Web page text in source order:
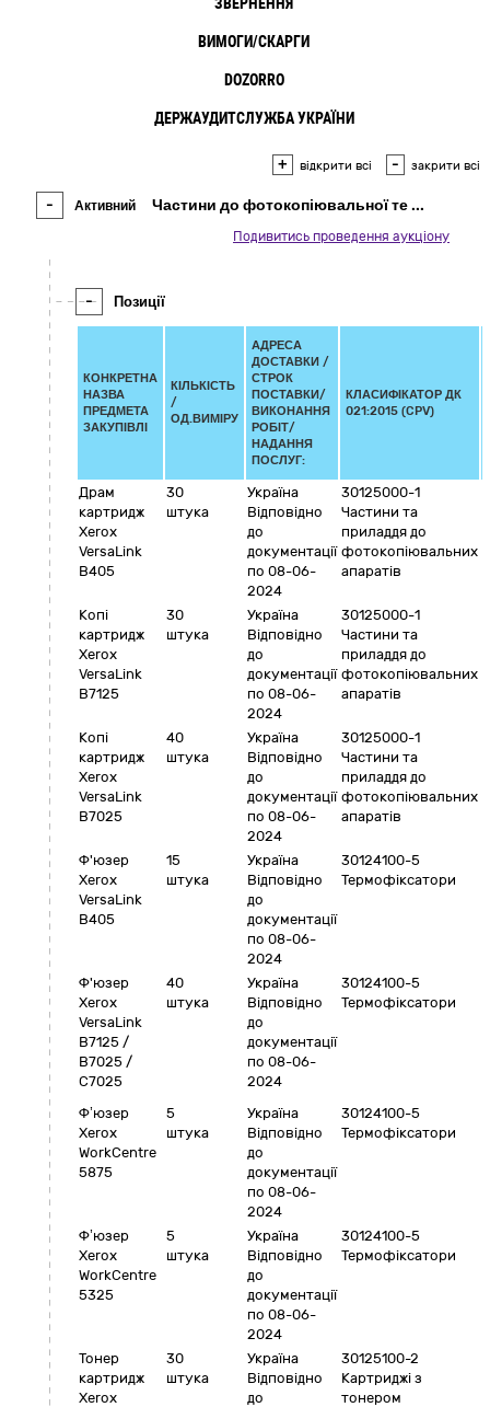
ВИМОГИ/СКАРГИ
DOZORRO
ДЕРЖАУДИТСЛУЖБА УКРАЇНИ
+ відкрити всі - закрити всі
- Активний Частини до фотокопіювальної те...
Подивитись проведення аукціону
- Позиції
КОНКРЕТНА
НАЗВА
ПРЕДМЕТА
ЗАКУПІВЛІ
КІЛЬКІСТЬ
/
ОД.ВИМІРУ
АДРЕСА
ДОСТАВКИ /
СТРОК
ПОСТАВКИ/
ВИКОНАННЯ
РОБІТ/
НАДАННЯ
ПОСЛУГ:
КЛАСИФІКАТОР ДК
021:2015 (CPV)
Драм
картридж
Xerox
VersaLink
B405
30
штука
Україна
Відповідно
до
документації
по 08-06-
2024
30125000-1
Частини та
приладдя до
фотокопіювальних
апаратів
Копі
картридж
Xerox
VersaLink
B7125
30
штука
Україна
Відповідно
до
документації
по 08-06-
2024
30125000-1
Частини та
приладдя до
фотокопіювальних
апаратів
Копі
картридж
Xerox
VersaLink
B7025
40
штука
Україна
Відповідно
до
документації
по 08-06-
2024
30125000-1
Частини та
приладдя до
фотокопіювальних
апаратів
Ф'юзер
Xerox
VersaLink
B405
15
штука
Україна
Відповідно
до
документації
по 08-06-
2024
30124100-5
Термофіксатори
Ф'юзер
Xerox
VersaLink
B7125 /
B7025 /
С7025
40
штука
Україна
Відповідно
до
документації
по 08-06-
2024
30124100-5
Термофіксатори
Ф’юзер
Xerox
WorkCentre
5875
5
штука
Україна
Відповідно
до
документації
по 08-06-
2024
30124100-5
Термофіксатори
Ф’юзер
Xerox
WorkCentre
5325
5
штука
Україна
Відповідно
до
документації
по 08-06-
2024
30124100-5
Термофіксатори
Тонер
картридж
Xerox
30
штука
Україна
Відповідно
до
30125100-2
Картриджі з
тонером